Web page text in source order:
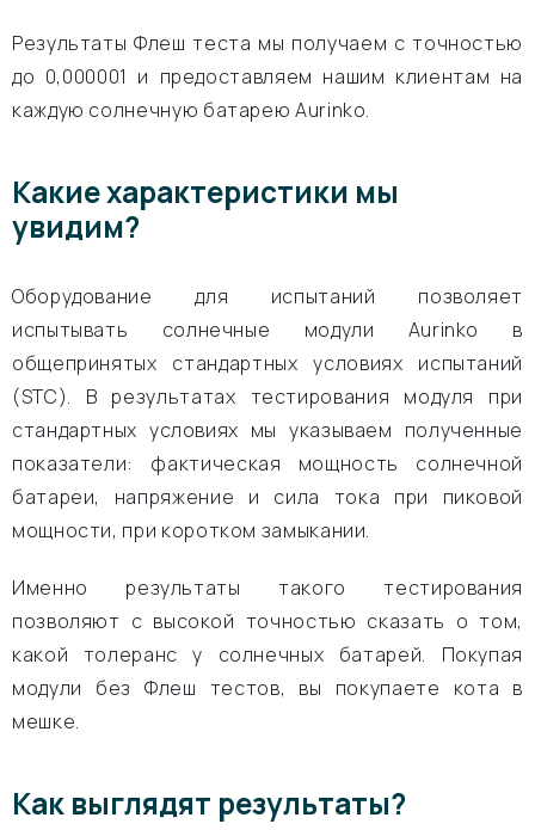
Результаты Флеш теста мы получаем с точностью
до 0,000001 и предоставляем нашим клиентам на
каждую солнечную батарею Aurinko.
Какие характеристики мы
увидим?
Оборудование для испытаний позволяет
испытывать солнечные модули Aurinko в
общепринятых стандартных условиях испытаний
(STC). В результатах тестирования модуля при
стандартных условиях мы указываем полученные
показатели: фактическая мощность солнечной
батареи, напряжение и сила тока при пиковой
мощности, при коротком замыкании.
Именно результаты такого тестирования
позволяют с высокой точностью сказать о том,
какой толеранс у солнечных батарей. Покупая
модули без Флеш тестов, вы покупаете кота в
мешке.
Как выглядят результаты?